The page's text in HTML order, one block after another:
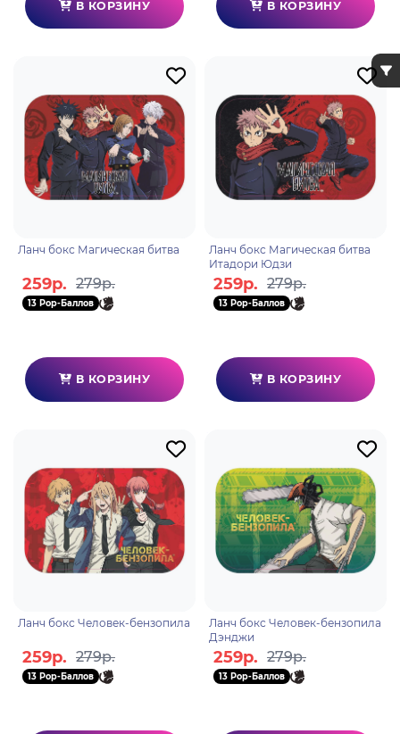
В КОРЗИНУ В КОРЗИНУ
Ланч бокс Магическая битва
259р. 279р.
13 Pop-Баллов
В КОРЗИНУ
Ланч бокс Магическая битва
Итадори Юдзи
259р. 279р.
13 Pop-Баллов
В КОРЗИНУ
Ланч бокс Человек-бензопила
259р. 279р.
13 Pop-Баллов
Ланч бокс Человек-бензопила
Дэнджи
259р. 279р.
13 Pop-Баллов